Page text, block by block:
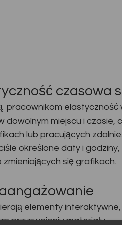
czasowa
pracownikom elastyczność
dowolnym miejscu i czasie,
lub pracujących zdalnie.
określone daty i
się grafikach.
elementy
przyswojeniu materiału.